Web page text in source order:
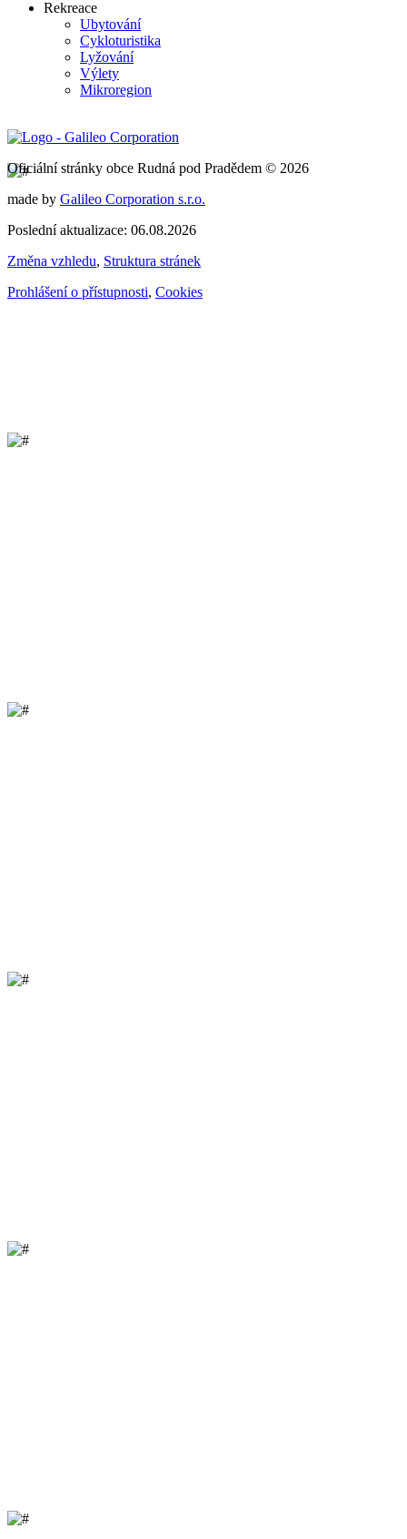
Rekreace
Ubytování
Cykloturistika
Lyžování
Výlety
Mikroregion
Oficiální stránky obce Rudná pod Pradědem © 2026
made by Galileo Corporation s.r.o.
Poslední aktualizace: 06.08.2026
Změna vzhledu, Struktura stránek
Prohlášení o přístupnosti, Cookies